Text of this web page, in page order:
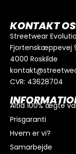
KONTAKT OS
Streetwear
Fjortenskæppevej
4000 Roskilde
CVR: 43628704
Altid 100% ægte
Prisgaranti
Hvem er vi?
Samarbejde